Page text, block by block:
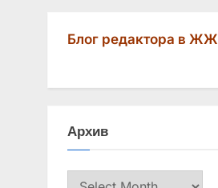
o
Блог редактора в ЖЖ
Архив
Архив